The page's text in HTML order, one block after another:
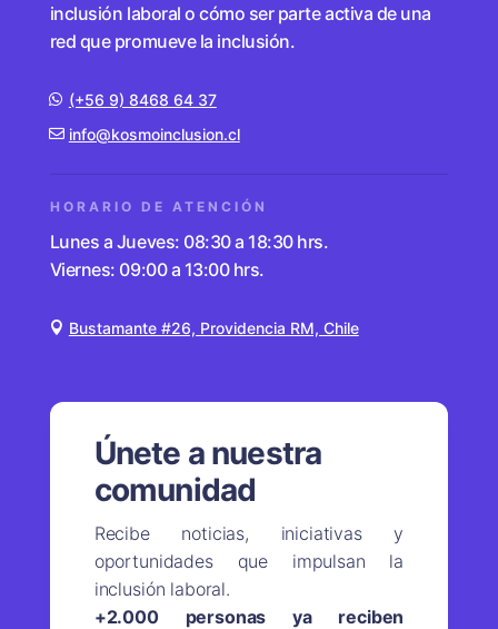
inclusión laboral o cómo ser parte activa de una
red que promueve la inclusión.
(+56 9) 8468 64 37
info@kosmoinclusion.cl
HORARIO DE ATENCIÓN
Lunes a Jueves: 08:30 a 18:30 hrs.
Viernes: 09:00 a 13:00 hrs.
Bustamante #26, Providencia RM, Chile
Únete a nuestra
comunidad
Recibe noticias, iniciativas y
oportunidades que impulsan la
inclusión laboral.
+2.000 personas ya reciben